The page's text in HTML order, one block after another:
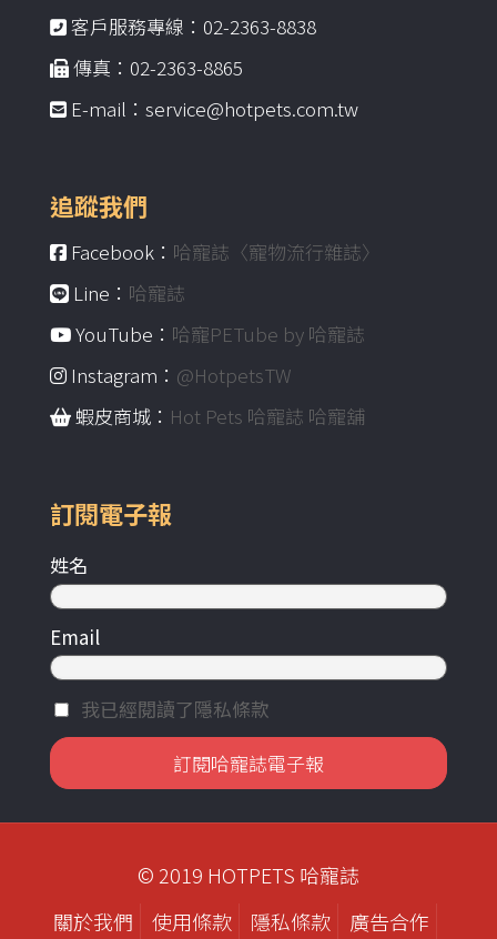
客戶服務專線：02-2363-8838
傳真：02-2363-8865
E-mail：service@hotpets.com.tw
追蹤我們
Facebook： 哈寵誌〈寵物流行雜誌〉
Line： 哈寵誌
YouTube： 哈寵PETube by 哈寵誌
Instagram： @HotpetsTW
蝦皮商城： Hot Pets 哈寵誌 哈寵舖
訂閱電子報
姓名
Email
我已經閱讀了隱私條款
© 2019 HOTPETS 哈寵誌
關於我們
使用條款 隱私條款 廣告合作